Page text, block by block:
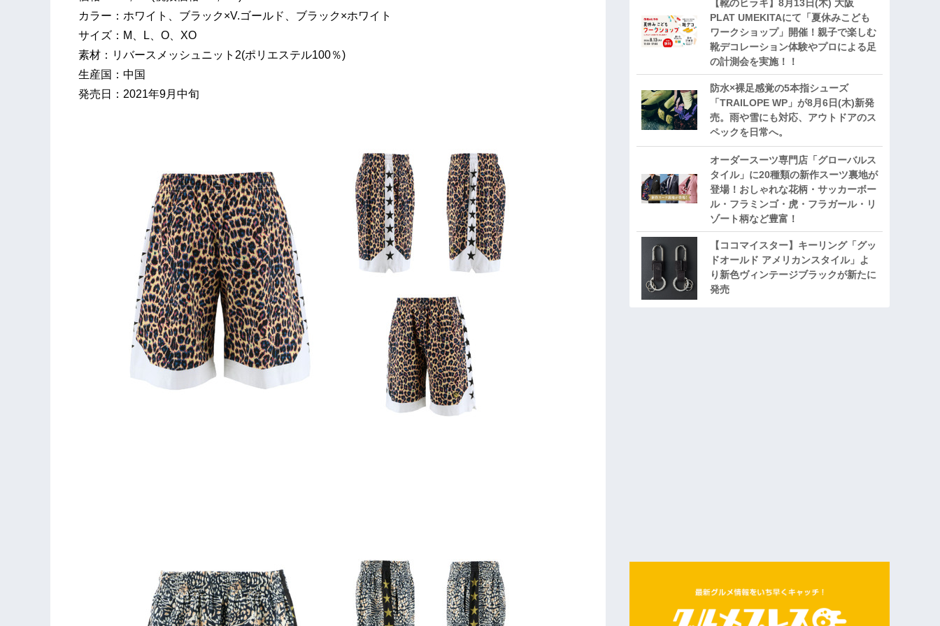
カラー：ホワイト、ブラック×V.ゴールド、ブラック×ホワイト
サイズ：M、L、O、XO
素材：リバースメッシュニット2(ポリエステル100％)
生産国：中国
発売日：2021年9月中旬
【靴のヒラキ】8月13日(木) 大阪
PLAT UMEKITAにて「夏休みこども
ワークショップ」開催！親子で楽しむ
靴デコレーション体験やプロによる足
の計測会を実施！！
防水×裸足感覚の5本指シューズ
「TRAILOPE WP」が8月6日(木)新発
売。雨や雪にも対応、アウトドアのス
ペックを日常へ。
オーダースーツ専門店「グローバルス
タイル」に20種類の新作スーツ裏地が
登場！おしゃれな花柄・サッカーボー
ル・フラミンゴ・虎・フラガール・リ
ゾート柄など豊富！
【ココマイスター】キーリング「グッ
ドオールド アメリカンスタイル」よ
り新色ヴィンテージブラックが新たに
発売